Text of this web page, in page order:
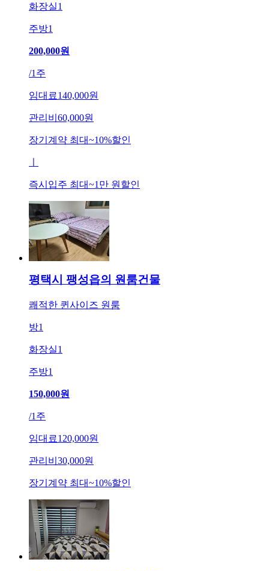
화장실1
주방1
200,000원
/1주
임대료140,000원
관리비 60,000원
장기계약 최대~10%할인
즉시입주 최대~1만 원 할인
평택시 팽성읍의 원룸건물
쾌적한 퀸사이즈 원룸
방1
화장실1
주방1
150,000원
/1주
임대료120,000원
관리비 30,000원
장기계약 최대~10%할인